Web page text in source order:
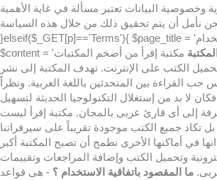
وخصوصية البيانات تعتبر مسألة في غاية الأهمية
نأمل أن يتم تحقيق ذلك من خلال هذه السياسة. ';
}elseif($_GET[p]=='Terms'){ $page_title = 'إتفاقية الإستخدام';
$content = 'مكتبة إقرأ من أضخم المكتبات
لتحميل الكتب على الإنترنت. تهدف المكتبة إلى نشر
حب القراءة بين المتحدثين باللغة العربية. ونظراً
لا بد من إستغلال التكنولوجيا الحديثة لتسهيل
إلى أى قارئ عربى بالمجان. مكتبة إقرأ ليست
تكاد جميع الكتب موجودة تقريباً على سيرفراتنا
في أماكنها الأخرى نطمح أن تصبح المكتبة أكبر
وتحميل الكتب وإضافة المراجعات وتقييمات
ما المقصود باتفاقية الاستخدام ؟ - هى قواعد